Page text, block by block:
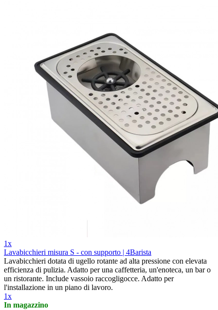
1x
Lavabicchieri misura S - con supporto | 4Barista
Lavabicchieri dotata di ugello rotante ad alta pressione con elevata
efficienza di pulizia. Adatto per una caffetteria, un'enoteca, un bar o
un ristorante. Include vassoio raccogligocce. Adatto per
l'installazione in un piano di lavoro.
1x
In magazzino